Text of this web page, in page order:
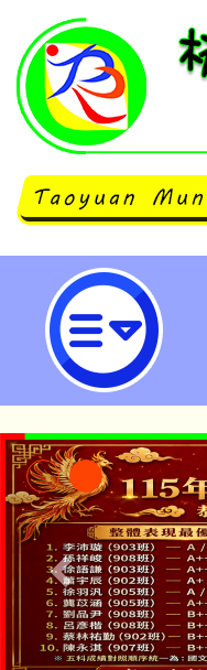
轉知基隆市
中部大德分
辦理，請查
「本